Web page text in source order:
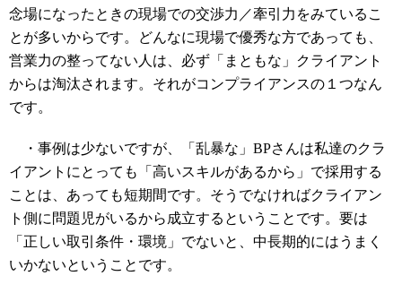
念場になったときの現場での交渉力／牽引力をみているこ
とが多いからです。どんなに現場で優秀な方であっても、
営業力の整ってない人は、必ず「まともな」クライアント
からは淘汰されます。それがコンプライアンスの１つなん
です。
・事例は少ないですが、「乱暴な」BPさんは私達のクラ
イアントにとっても「高いスキルがあるから」で採用する
ことは、あっても短期間です。そうでなければクライアン
ト側に問題児がいるから成立するということです。要は
「正しい取引条件・環境」でないと、中長期的にはうまく
いかないということです。